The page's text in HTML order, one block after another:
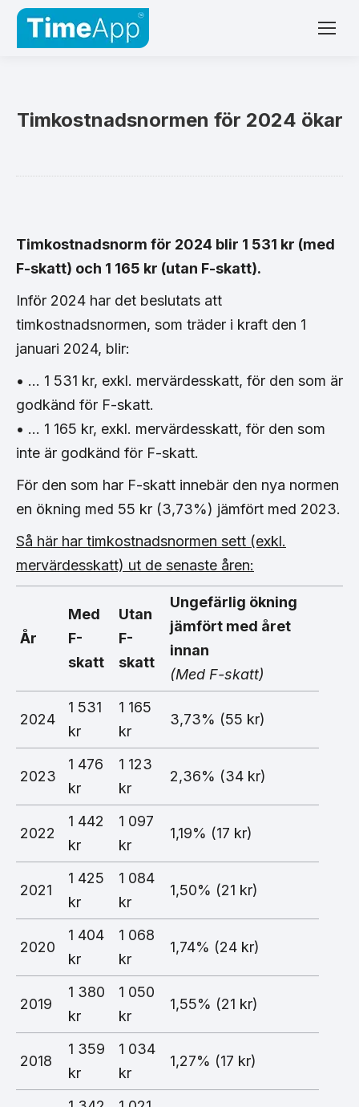
Timkostnadsnormen för 2024 ökar
Timkostnadsnorm för 2024 blir 1 531 kr (med
F-skatt) och 1 165 kr (utan F-skatt).
Inför 2024 har det beslutats att
timkostnadsnormen, som träder i kraft den 1
januari 2024, blir:
• … 1 531 kr, exkl. mervärdesskatt, för den som är
godkänd för F-skatt.
• … 1 165 kr, exkl. mervärdesskatt, för den som
inte är godkänd för F-skatt.
För den som har F-skatt innebär den nya normen
en ökning med 55 kr (3,73%) jämfört med 2023.
Så här har timkostnadsnormen sett (exkl.
mervärdesskatt) ut de senaste åren:
År
Med
F-
skatt
Utan
F-
skatt
Ungefärlig ökning
jämfört med året
innan
(Med F-skatt)
2024
1 531
kr
1 165
kr
3,73% (55 kr)
2023
1 476
kr
1 123
kr
2,36% (34 kr)
2022
1 442
kr
1 097
kr
1,19% (17 kr)
2021
1 425
kr
1 084
kr
1,50% (21 kr)
2020
1 404
kr
1 068
kr
1,74% (24 kr)
2019
1 380
kr
1 050
kr
1,55% (21 kr)
2018
1 359
kr
1 034
kr
1,27% (17 kr)